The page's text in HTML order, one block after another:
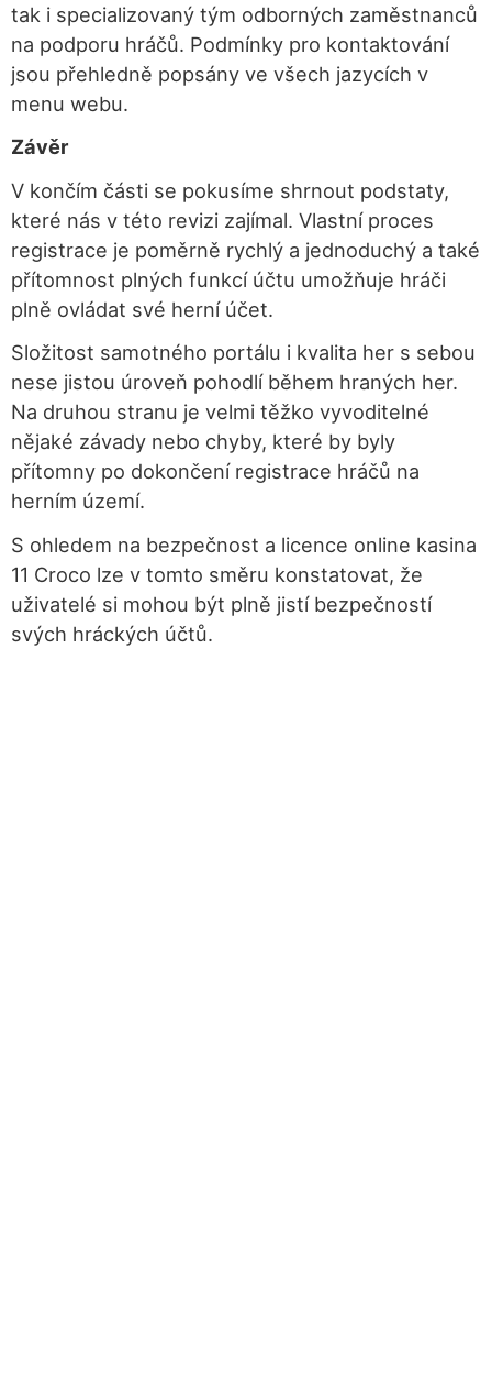
tak i specializovaný tým odborných zaměstnanců
na podporu hráčů. Podmínky pro kontaktování
jsou přehledně popsány ve všech jazycích v
menu webu.
Závěr
V končím části se pokusíme shrnout podstaty,
které nás v této revizi zajímal. Vlastní proces
registrace je poměrně rychlý a jednoduchý a také
přítomnost plných funkcí účtu umožňuje hráči
plně ovládat své herní účet.
Složitost samotného portálu i kvalita her s sebou
nese jistou úroveň pohodlí během hraných her.
Na druhou stranu je velmi těžko vyvoditelné
nějaké závady nebo chyby, které by byly
přítomny po dokončení registrace hráčů na
herním území.
S ohledem na bezpečnost a licence online kasina
11 Croco lze v tomto směru konstatovat, že
uživatelé si mohou být plně jistí bezpečností
svých hráckých účtů.